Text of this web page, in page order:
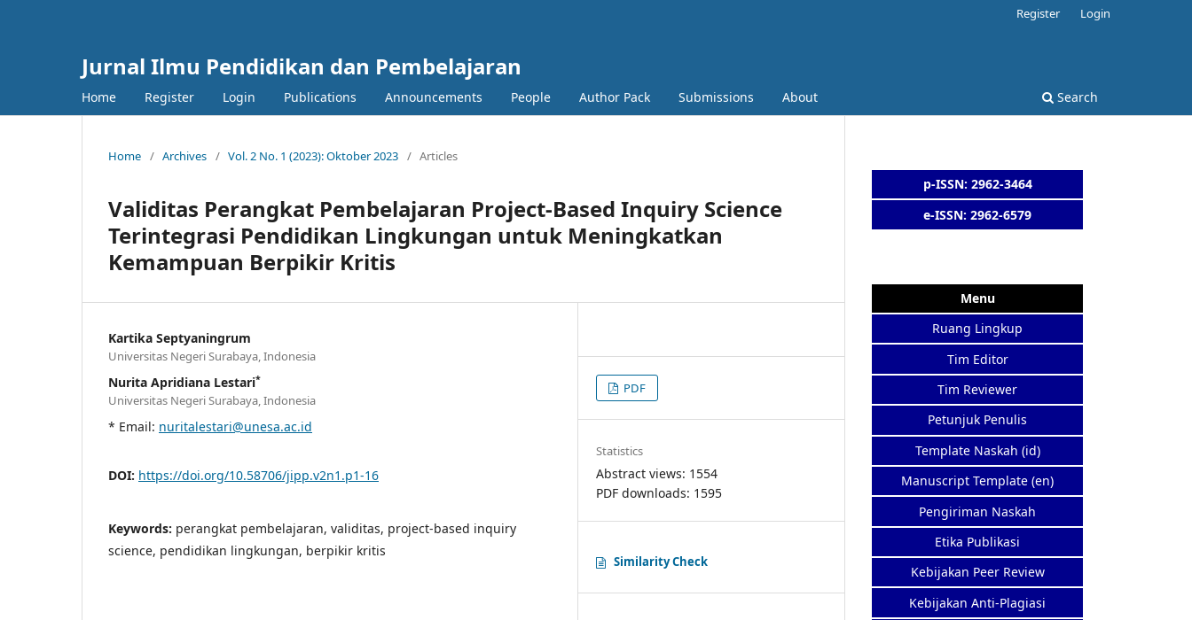
Jurnal Ilmu Pendidikan dan Pembelajaran
Home Register Login Publications Announcements People Author Pack Submissions About Search
Register Login
Home / Archives / Vol. 2 No. 1 (2023): Oktober 2023 / Articles
Validitas Perangkat Pembelajaran Project-Based Inquiry Science
Terintegrasi Pendidikan Lingkungan untuk Meningkatkan
Kemampuan Berpikir Kritis
Kartika Septyaningrum
Universitas Negeri Surabaya, Indonesia
Nurita Apridiana Lestari*
Universitas Negeri Surabaya, Indonesia
* Email: nuritalestari@unesa.ac.id
DOI: https://doi.org/10.58706/jipp.v2n1.p1-16
Keywords: perangkat pembelajaran, validitas, project-based inquiry
science, pendidikan lingkungan, berpikir kritis
PDF
Statistics
Abstract views: 1554
PDF downloads: 1595
Similarity Check
p-ISSN: 2962-3464
e-ISSN: 2962-6579
Menu
Ruang Lingkup
Tim Editor
Tim Reviewer
Petunjuk Penulis
Template Naskah (id)
Manuscript Template (en)
Pengiriman Naskah
Etika Publikasi
Kebijakan Peer Review
Kebijakan Anti-Plagiasi